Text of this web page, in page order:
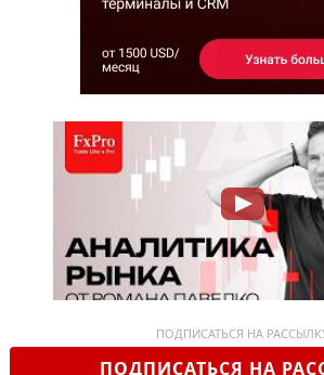
ПОДПИСАТЬСЯ НА
ПОДПИСАТЬСЯ НА